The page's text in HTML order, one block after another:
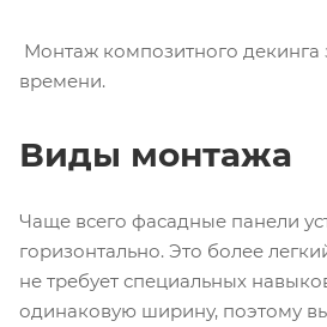
Монтаж композитного
времени.
Виды монтажа
Чаще всего фасадные панели
горизонтально. Это более
не требует специальных
одинаковую ширину, поэтому